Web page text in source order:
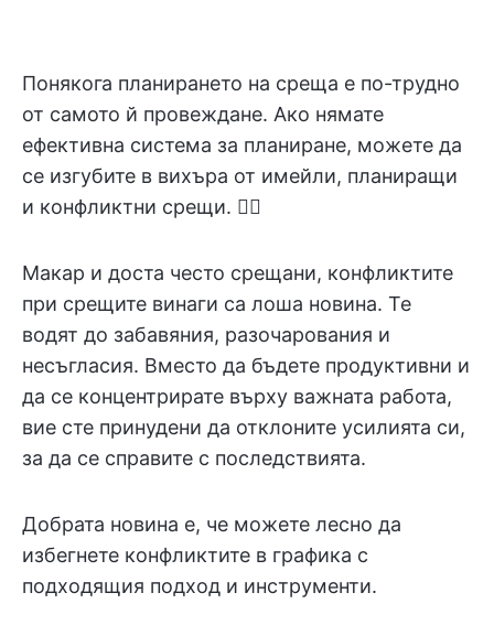
Понякога планирането на среща е по-трудно
от самото й провеждане. Ако нямате
ефективна система за планиране, можете да
се изгубите в вихъра от имейли, планиращи
и конфликтни срещи. 😵‍💫
Макар и доста често срещани, конфликтите
при срещите винаги са лоша новина. Те
водят до забавяния, разочарования и
несъгласия. Вместо да бъдете продуктивни и
да се концентрирате върху важната работа,
вие сте принудени да отклоните усилията си,
за да се справите с последствията.
Добрата новина е, че можете лесно да
избегнете конфликтите в графика с
подходящия подход и инструменти.